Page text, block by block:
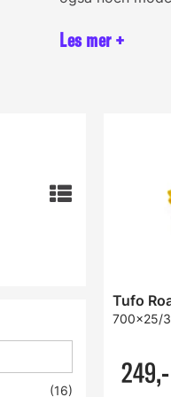
(16)
Tufo
700x25/
249,-